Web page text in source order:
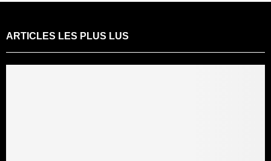
ARTICLES LES PLUS LUS